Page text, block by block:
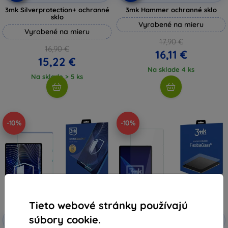
Tieto webové stránky používajú
súbory cookie.
3mk Silverprotection+ ochranné
sklo
Vyrobené na mieru
16,90 €
15,22 €
Na sklade > 5 ks
3mk Hammer ochranné sklo
Vyrobené na mieru
17,90 €
16,11 €
Na sklade 4 ks
-10%
Zľava s
kupónom
EXTRA10
-10%